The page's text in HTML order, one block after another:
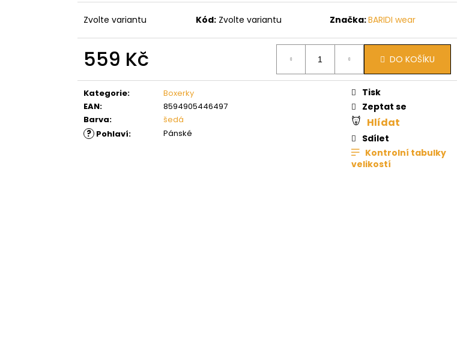
Zvolte variantu Kód: Zvolte variantu Značka:BARIDI wear
559 Kč DO KOŠÍKU
Kategorie:
Boxerky
EAN:
8594905446497
Barva: šedá
? Pohlaví: Pánské
Tisk
Zeptat se
Hlídat
Sdílet
Kontrolní tabulky
velikostí